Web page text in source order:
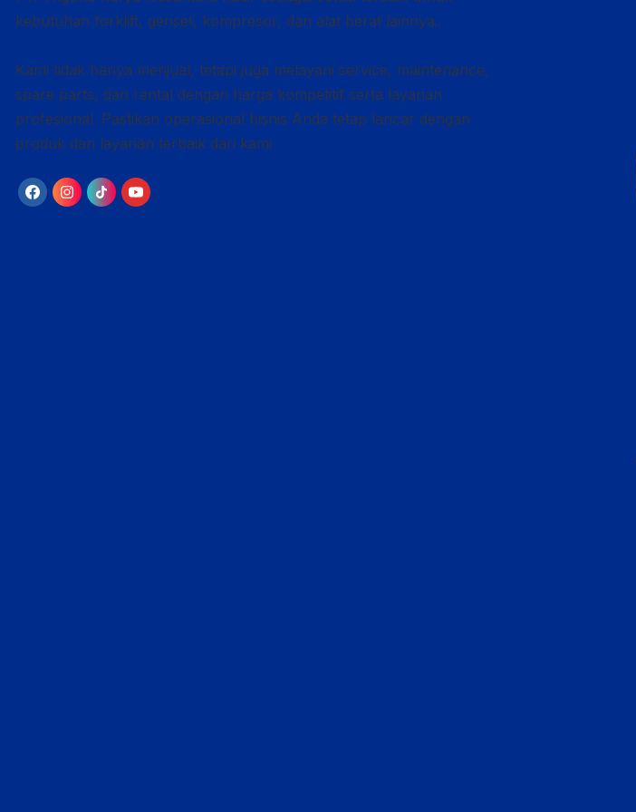
kebutuhan forklift, genset, kompresor, dan alat berat lainnya.
Kami tidak hanya menjual, tetapi juga melayani service, maintenance,
spare parts, dan rental dengan harga kompetitif serta layanan
profesional. Pastikan operasional bisnis Anda tetap lancar dengan
produk dan layanan terbaik dari kami